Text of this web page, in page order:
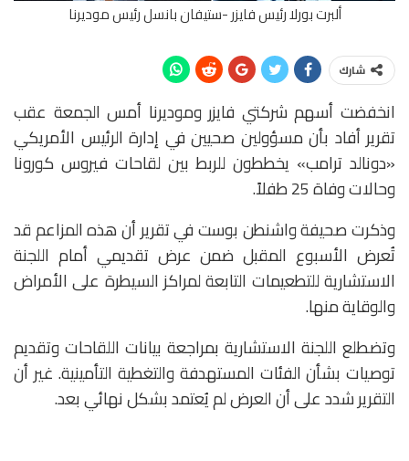
ألبرت بورلا رئيس فايزر -ستيفان بانسل رئيس موديرنا
شارك
انخفضت أسهم شركتي فايزر وموديرنا أمس الجمعة عقب
تقرير أفاد بأن مسؤولين صحيين في إدارة الرئيس الأمريكي
«دونالد ترامب» يخططون للربط بين لقاحات فيروس كورونا
وحالات وفاة 25 طفلاً.
وذكرت صحيفة واشنطن بوست في تقرير أن هذه المزاعم قد
تُعرض الأسبوع المقبل ضمن عرض تقديمي أمام اللجنة
الاستشارية للتطعيمات التابعة لمراكز السيطرة على الأمراض
والوقاية منها.
وتضطلع اللجنة الاستشارية بمراجعة بيانات اللقاحات وتقديم
توصيات بشأن الفئات المستهدفة والتغطية التأمينية. غير أن
التقرير شدد على أن العرض لم يُعتمد بشكل نهائي بعد.